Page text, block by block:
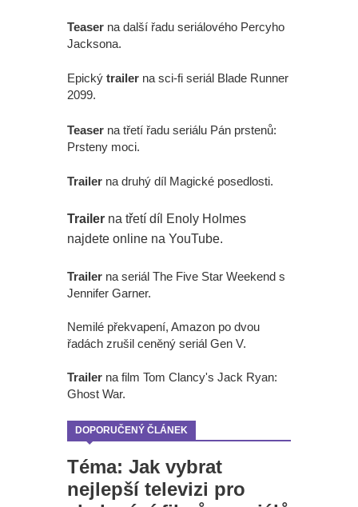
Teaser na další řadu seriálového Percyho
Jacksona.
Epický trailer na sci-fi seriál Blade Runner
2099.
Teaser na třetí řadu seriálu Pán prstenů:
Prsteny moci.
Trailer na druhý díl Magické posedlosti.
Trailer na třetí díl Enoly Holmes
najdete online na YouTube.
Trailer na seriál The Five Star Weekend s
Jennifer Garner.
Nemilé překvapení, Amazon po dvou
řadách zrušil ceněný seriál Gen V.
Trailer na film Tom Clancy's Jack Ryan:
Ghost War.
DOPORUČENÝ ČLÁNEK
Téma: Jak vybrat
nejlepší televizi pro